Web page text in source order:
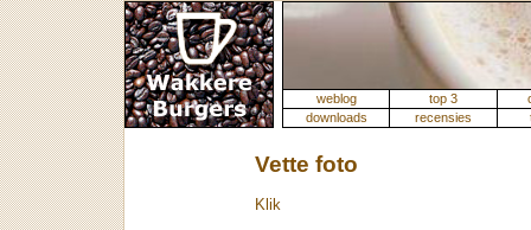
weblog top 3
downloads
recensies
Vette foto
Klik